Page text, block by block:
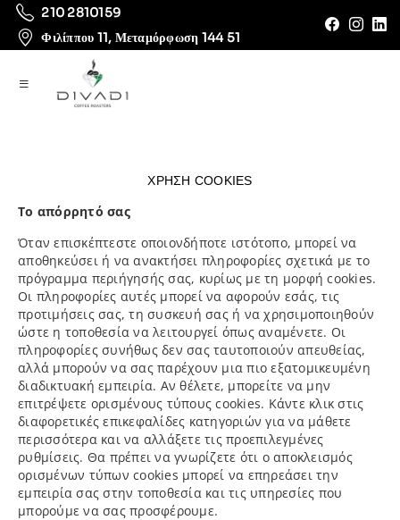
210 2810159
Φιλίππου 11, Μεταμόρφωση 144 51
ΧΡΗΣΗ COOKIES
Το απόρρητό σας
Όταν επισκέπτεστε οποιονδήποτε ιστότοπο, μπορεί να
αποθηκεύσει ή να ανακτήσει πληροφορίες σχετικά με το
πρόγραμμα περιήγησής σας, κυρίως με τη μορφή cookies.
Οι πληροφορίες αυτές μπορεί να αφορούν εσάς, τις
προτιμήσεις σας, τη συσκευή σας ή να χρησιμοποιηθούν
ώστε η τοποθεσία να λειτουργεί όπως αναμένετε. Οι
πληροφορίες συνήθως δεν σας ταυτοποιούν απευθείας,
αλλά μπορούν να σας παρέχουν μια πιο εξατομικευμένη
διαδικτυακή εμπειρία. Αν θέλετε, μπορείτε να μην
επιτρέψετε ορισμένους τύπους cookies. Κάντε κλικ στις
διαφορετικές επικεφαλίδες κατηγοριών για να μάθετε
περισσότερα και να αλλάξετε τις προεπιλεγμένες
ρυθμίσεις. Θα πρέπει να γνωρίζετε ότι ο αποκλεισμός
ορισμένων τύπων cookies μπορεί να επηρεάσει την
εμπειρία σας στην τοποθεσία και τις υπηρεσίες που
μπορούμε να σας προσφέρουμε.